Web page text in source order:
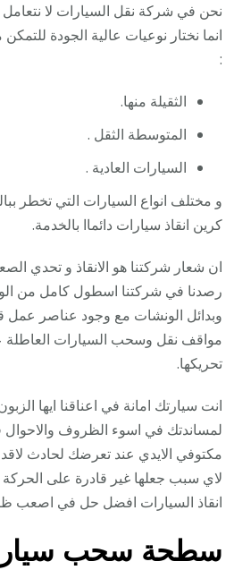
نحن في شركة نقل السيارات لا
انما نختار نوعيات عالية الجودة
:
الثقيلة منها.
المتوسطة الثقل .
السيارات العادية .
و مختلف انواع السيارات التي تخطر
كرين انقاذ سيارات دائماا بالخدمة.
ان شعار شركتنا هو الانقاذ و تحدي
رصدنا في شركتنا اسطول كامل من
وبدائل الونشات مع وجود عناصر عمل
مواقف نقل وسحب السيارات العاطلة
تحريكها.
انت سيارتك امانة في اعناقنا ايها
لمساندتك في اسوء الظروف والاحوال
مكتوفي الايدي عند تعرضك لحادث
لاي سبب جعلها غير قادرة على
انقاذ السيارات افضل حل في اصعب
سطحة سحب